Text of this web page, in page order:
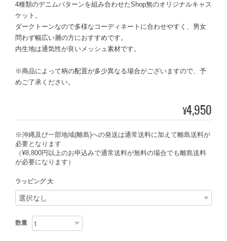
4種類のデニムパターンを組み合わせたShop無のオリジナルキャス
ケット。
ダークトーンなので多様なコーディネートに合わせやすく、男女
問わず幅広い層の方におすすめです。
内生地は通気性が良いメッシュ素材です。
※商品によって柄の配置が多少異なる場合がございますので、予
めご了承ください。
¥4,950
※沖縄及び一部地域(離島)への発送は通常送料に加えて離島送料が
必要となります
（¥8,800円以上のお申込みで通常送料が無料の場合でも離島送料
が必要になります）
ラッピング 大
数量